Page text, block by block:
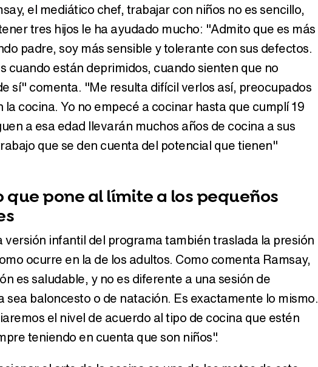
Tráiler de la tercera temporada de 'The Walking Dead: Dead City' de AMC+
Canción ganadora de Eurovisión 2026: DARA con "Bangaranga" por Bulgaria
el mediático chef, trabajar con niños no es sencillo,
tres hijos le ha ayudado mucho: "Admito que es más
padre, soy más sensible y tolerante con sus defectos.
cuando están deprimidos, cuando sienten que no
sí" comenta. "Me resulta difícil verlos así, preocupados
la cocina. Yo no empecé a cocinar hasta que cumplí 19
a esa edad llevarán muchos años de cocina a sus
que se den cuenta del potencial que tienen"
que pone al límite a los pequeños
versión infantil del programa también traslada la presión
ocurre en la de los adultos. Como comenta Ramsay,
es saludable, y no es diferente a una sesión de
sea baloncesto o de natación. Es exactamente lo mismo.
el nivel de acuerdo al tipo de cocina que estén
teniendo en cuenta que son niños".